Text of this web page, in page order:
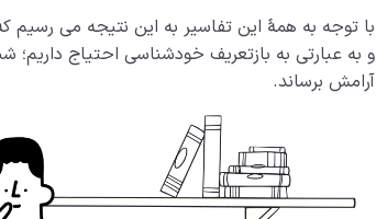
با توجه به همۀ این تفاسیر به این نتیجه می
و به عبارتی به بازتعریف خودشناسی احتیاج داریم؛
آرامش برساند.